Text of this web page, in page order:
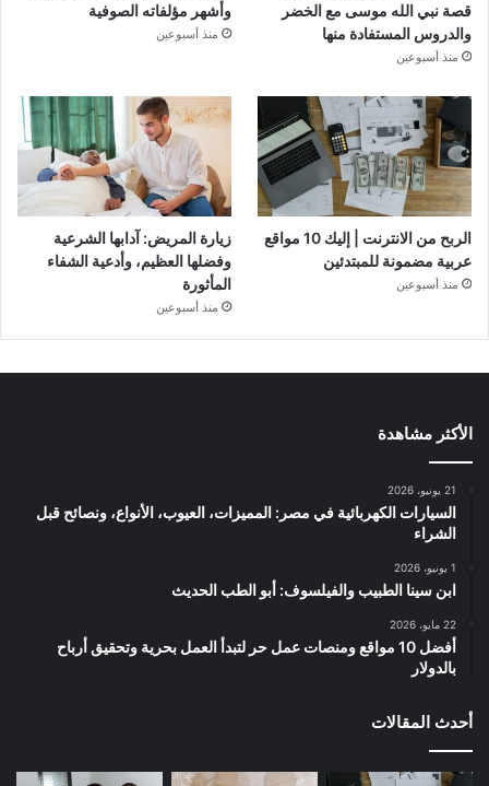
قصة نبي الله موسى مع الخضر
والدروس المستفادة منها
منذ أسبوعين
وأشهر مؤلفاته الصوفية
منذ أسبوعين
الربح من الانترنت | إليك 10 مواقع
عربية مضمونة للمبتدئين
منذ أسبوعين
زيارة المريض: آدابها الشرعية
وفضلها العظيم، وأدعية الشفاء
المأثورة
منذ أسبوعين
الأكثر مشاهدة
21 يونيو، 2026
السيارات الكهربائية في مصر: المميزات، العيوب، الأنواع، ونصائح قبل
الشراء
1 يونيو، 2026
ابن سينا الطبيب والفيلسوف: أبو الطب الحديث
22 مايو، 2026
أفضل 10 مواقع ومنصات عمل حر لتبدأ العمل بحرية وتحقيق أرباح
بالدولار
أحدث المقالات